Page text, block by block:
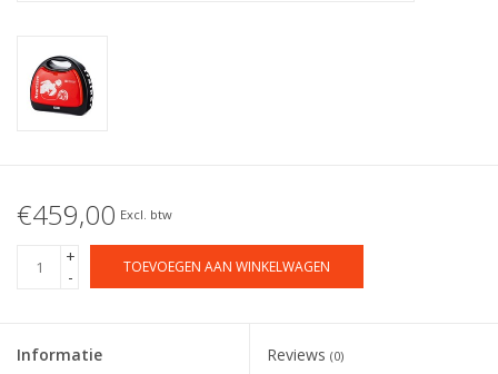
€459,00 Excl. btw
+
-
TOEVOEGEN AAN WINKELWAGEN
Informatie Reviews (0)